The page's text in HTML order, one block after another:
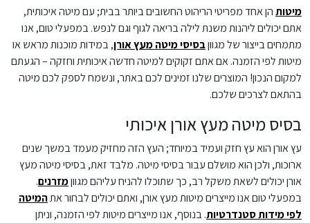
מיטותהן אחד מפריטי הריהוט החשובים ביותר בבית; עם מיטה איכותית,
אתם יכולים ליהנות משנת לילה בריאה לגוף וגם לנפש. במפעלי טום, אנו
מתמחים בייצור של מגווןבסיסי מיטה מעץ אורן, במידות מוכנות מראש או
מיטות לפי הזמנה. אם אתם זקוקים למיטה חדשה איכותית וחזקה – הגעתם
למקום הנכון! המוצרים שלנו זמינים לכם באתר, ונשמח לספק לכם מיטה
בהתאם לצרכים שלכם.
בסיס מיטה מעץ אורן איכותי
עץ אורן הוא עץ חזק ועמיד במיוחד; העץ הזה מחזיק מעמד במשך שנים
ארוכות, ולכן הוא מושלם עבור בסיסי מיטה. מלבד זאת, בסיסי מיטה מעץ
אורן יכולים לשאת משקל רב, כך שתוכלו להניח עליהם מגווןמזרנים.
במפעלי טום אנו מייצרים מיטות מעץ אורן, ואתם יכולים לבחור אתהמיטה
לפי מידות סטנדרטיות. בנוסף, אנו מייצרים מיטות לפי הזמנה, וניתן